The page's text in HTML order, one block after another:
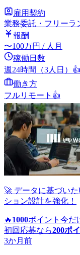
雇用契約
業務委託・フリーラ
報酬
〜100万円 / 人月
稼働日数
週24時間（3人日） 👍
働き方
フルリモート 👍
🚀 データに基づい
ション設計を強化！
🔥 1000ポイント 今だ
初回応募なら200ポ
3か月前